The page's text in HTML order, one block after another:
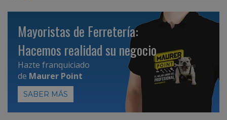
Mayoristas de Ferretería:
Hacemos realidad su negocio
Hazte franquiciado
de Maurer Point
SABER MÁS